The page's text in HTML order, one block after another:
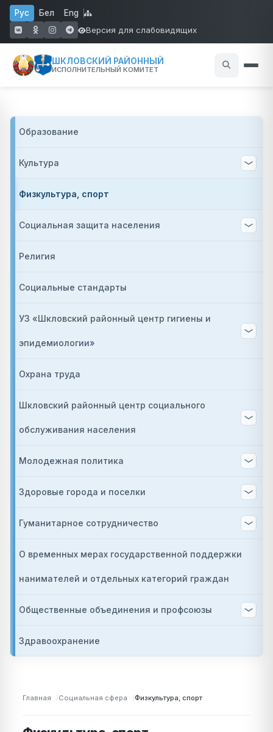
Перейти к основному содержанию
Рус Бел Eng
(открывается в новом окне)
(открывается в новом окне)
(открывается в новом окне)
(открывается в новом окне)
Версия для слабовидящих
ШКЛОВСКИЙ РАЙОННЫЙ
ИСПОЛНИТЕЛЬНЫЙ КОМИТЕТ Основная
Образование
Культура
Физкультура, спорт
Социальная защита населения
Религия
Социальные стандарты
УЗ «Шкловский районный центр гигиены и
эпидемиологии»
Охрана труда
Шкловский районный центр социального
обслуживания населения
Молодежная политика
Здоровые города и поселки
Гуманитарное сотрудничество
О временных мерах государственной поддержки
нанимателей и отдельных категорий граждан
Общественные объединения и профсоюзы
Здравоохранение
Главная Социальная сфера Физкультура, спорт